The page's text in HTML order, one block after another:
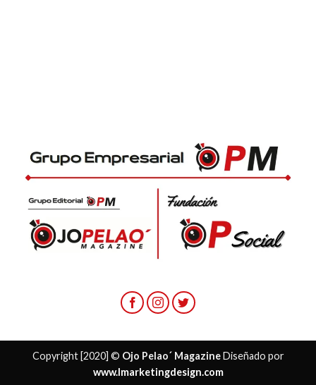
Copyright [2020] © Ojo Pelao´ MagazineDiseñado por
www.lmarketingdesign.com